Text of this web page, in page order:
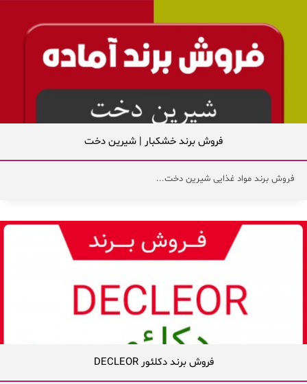
فروش برند خشکبار | شیرین دخت
فروش برند مواد غذایی شیرین دخت...
فروش برند دكلئور DECLEOR